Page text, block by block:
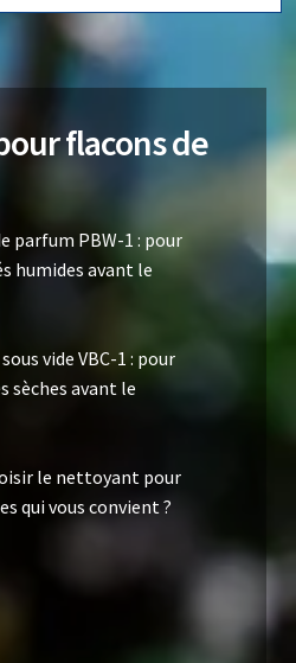
flacons de
parfum PBW-1 : pour
humides avant le
vide VBC-1 : pour
sèches avant le
le nettoyant pour
qui vous convient ?